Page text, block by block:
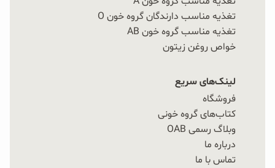
تغذیه مناسب دارندگان گروه خون O
تغذیه مناسب گروه خون AB
خواص روغن زیتون
لینک‌های سریع
فروشگاه
کتاب‌های گروه خونی
وبلاگ رسمی OAB
درباره ما
تماس با ما